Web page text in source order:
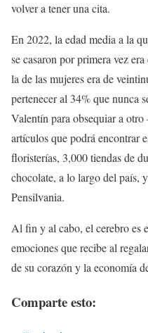
volver a tener una cita.
En 2022, la edad media a la
se casaron por primera vez
la de las mujeres era de
pertenecer al 34% que nunca
Valentín para obsequiar a
artículos que podrá encontrar
floristerías, 3,000 tiendas de
chocolate, a lo largo del país,
Pensilvania.
Al fin y al cabo, el cerebro es
emociones que recibe al
de su corazón y la economía
Comparte esto: